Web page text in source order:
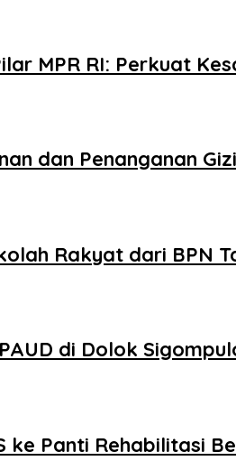
MPR RI: Perkuat
dan Penanganan Gizi
Rakyat dari BPN
di Dolok
ke Panti Rehabilitasi